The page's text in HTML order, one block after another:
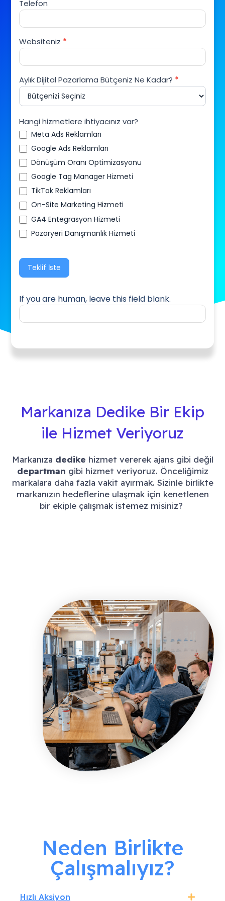
Telefon
Websiteniz *
Aylık Dijital Pazarlama Bütçeniz Ne Kadar? *
Hangi hizmetlere ihtiyacınız var?
Meta Ads Reklamları
Google Ads Reklamları
Dönüşüm Oranı Optimizasyonu
Google Tag Manager Hizmeti
TikTok Reklamları
On-Site Marketing Hizmeti
GA4 Entegrasyon Hizmeti
Pazaryeri Danışmanlık Hizmeti
Teklif İste
If you are human, leave this field blank.
Markanıza Dedike Bir Ekip
ile Hizmet Veriyoruz
Markanıza dedike hizmet vererek ajans gibi değil
departman gibi hizmet veriyoruz. Önceliğimiz
markalara daha fazla vakit ayırmak. Sizinle birlikte
markanızın hedeflerine ulaşmak için kenetlenen
bir ekiple çalışmak istemez misiniz?
Neden Birlikte
Çalışmalıyız?
Hızlı Aksiyon